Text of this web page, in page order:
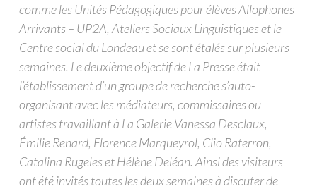
comme les Unités Pédagogiques pour élèves Allophones
Arrivants – UP2A, Ateliers Sociaux Linguistiques et le
Centre social du Londeau et se sont étalés sur plusieurs
semaines. Le deuxième objectif de La Presse était
l’établissement d’un groupe de recherche s’auto-
organisant avec les médiateurs, commissaires ou
artistes travaillant à La Galerie Vanessa Desclaux,
Émilie Renard, Florence Marqueyrol, Clio Raterron,
Catalina Rugeles et Hélène Deléan. Ainsi des visiteurs
ont été invités toutes les deux semaines à discuter de